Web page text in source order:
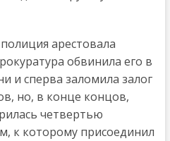
арестовала
обвинила его в
и сперва заломила залог
но, в конце концов,
четвертью
к которому присоединил